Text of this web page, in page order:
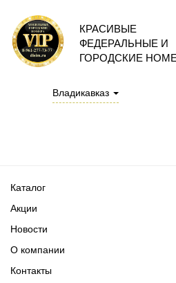
КРАСИВЫЕ
ФЕДЕРАЛЬНЫЕ И
ГОРОДСКИЕ
Владикавказ
Каталог
Акции
Новости
О компании
Контакты